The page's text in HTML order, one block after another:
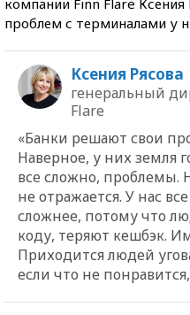
проблем с терминалами у
Ксения Рясова
генеральный
Flare
«Банки решают свои
Наверное, у них земля
все сложно, проблемы.
не отражается. У нас
сложнее, потому что
коду, теряют кешбэк.
Приходится людей
если что не